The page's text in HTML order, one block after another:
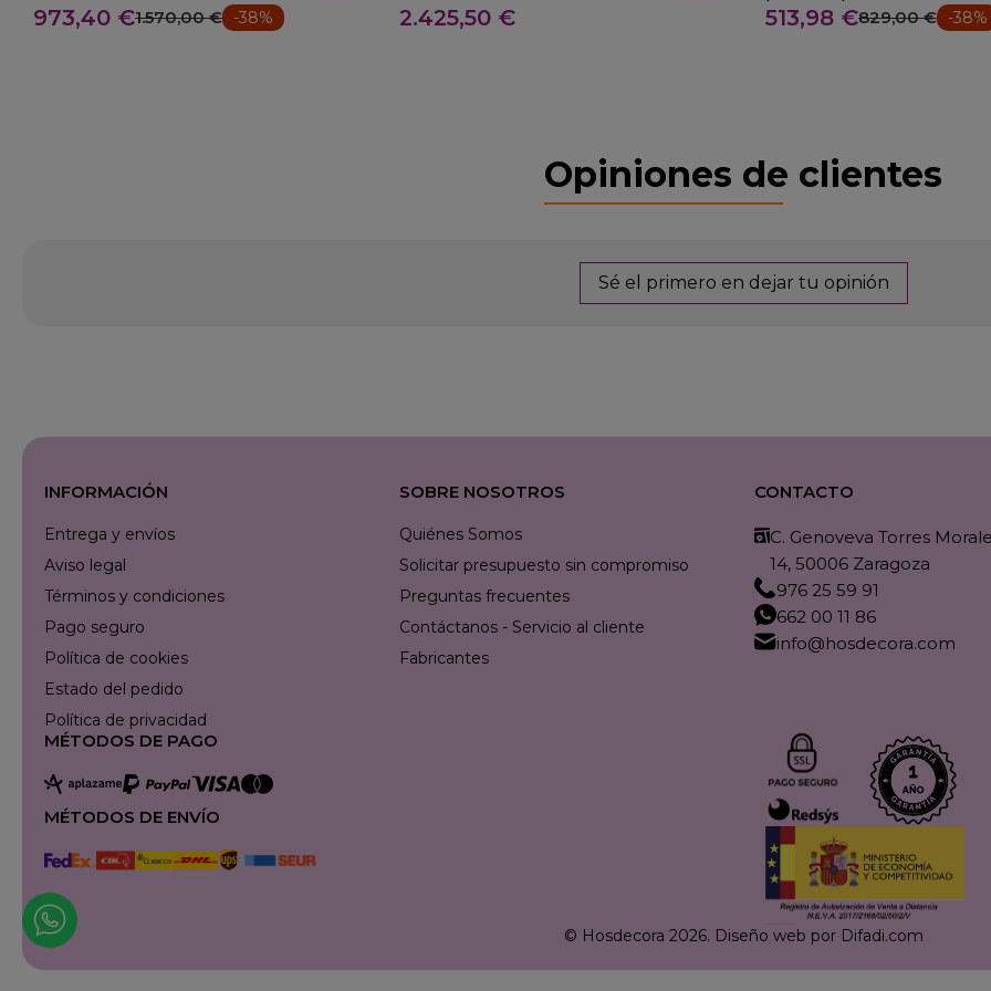
973,40 €1.570,00 € -38% 2.425,50 € 513,98 €829,00 € -38%
Opiniones de clientes
Sé el primero en dejar tu opinión
INFORMACIÓN
Entrega y envíos
Aviso legal
Términos y condiciones
Pago seguro
Política de cookies
Estado del pedido
Política de privacidad
SOBRE NOSOTROS
Quiénes Somos
Solicitar presupuesto sin compromiso
Preguntas frecuentes
Contáctanos - Servicio al cliente
Fabricantes
CONTACTO
C. Genoveva Torres
14, 50006 Zaragoza
976 25 59 91
662 00 11 86
info@hosdecora.com
MÉTODOS DE PAGO
MÉTODOS DE ENVÍO
© Hosdecora 2026. Diseño web por Difadi.com